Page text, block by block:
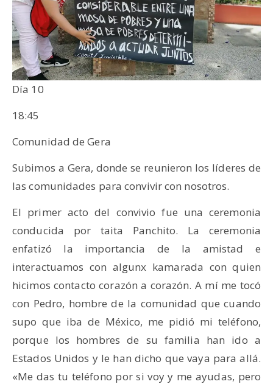
Día 10
18:45
Comunidad de Gera
Subimos a Gera, donde se reunieron los líderes de
las comunidades para convivir con nosotros.
El primer acto del convivio fue una ceremonia
conducida por taita Panchito. La ceremonia
enfatizó la importancia de la amistad e
interactuamos con algunx kamarada con quien
hicimos contacto corazón a corazón. A mí me tocó
con Pedro, hombre de la comunidad que cuando
supo que iba de México, me pidió mi teléfono,
porque los hombres de su familia han ido a
Estados Unidos y le han dicho que vaya para allá.
«Me das tu teléfono por si voy y me ayudas, pero